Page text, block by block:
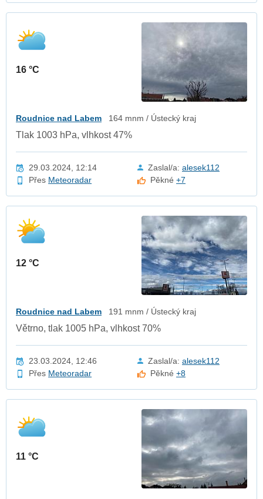
16 °C
Roudnice nad Labem 164 mnm / Ústecký kraj
Tlak 1003 hPa, vlhkost 47%
29.03.2024, 12:14 Zaslal/a: alesek112
Přes Meteoradar Pěkné+7
12 °C
Roudnice nad Labem 191 mnm / Ústecký kraj
Větrno, tlak 1005 hPa, vlhkost 70%
23.03.2024, 12:46 Zaslal/a: alesek112
Přes Meteoradar Pěkné+8
11 °C